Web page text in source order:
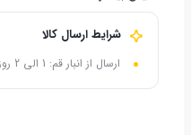
شرایط ارسال کالا
ارسال از انبار قم: 1 الی 2 روز کاری